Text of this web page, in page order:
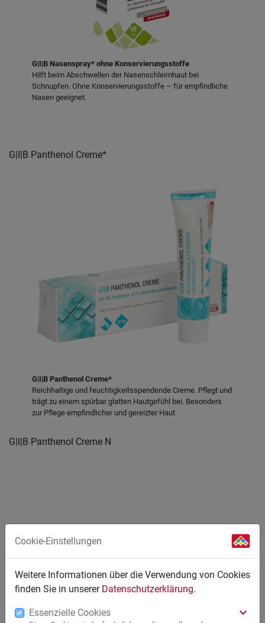
G|I|B Nasenspray* ohne Konservierungsstoffe
Hilft beim Abschwellen der Nasenschleimhaut bei
Schnupfen. Ohne Konservierungsstoffe – für empfindliche
Nasen geeignet.
G|I|B Panthenol Creme*
G|I|B Panthenol Creme*
Reichhaltige und feuchtigkeitsspendende Creme. Pflegt und
trägt zu einem spürbar glatten Hautgefühl bei. Besonders
zur Pflege empfindlicher und gereizter Haut
G|I|B Panthenol Creme N
Cookie-Einstellungen
Weitere Informationen über die Verwendung von Cookies
finden Sie in unserer Datenschutzerklärung.
Essenzielle Cookies keyboard_arrow_down